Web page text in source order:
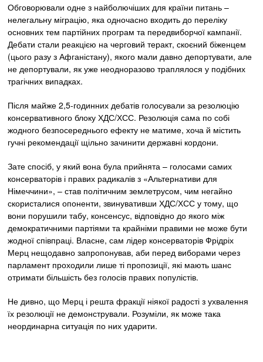
Обговорювали одне з найболючіших для країни питань –
нелегальну міграцію, яка одночасно входить до переліку
основних тем партійних програм та передвиборчої кампанії.
Дебати стали реакцією на черговий теракт, скоєний біженцем
(цього разу з Афганістану), якого мали давно депортувати, але
не депортували, як уже неодноразово траплялося у подібних
трагічних випадках.
Після майже 2,5-годинних дебатів голосували за резолюцію
консервативного блоку ХДС/ХСС. Резолюція сама по собі
жодного безпосереднього ефекту не матиме, хоча й містить
гучні рекомендації щільно зачинити державні кордони.
Зате спосіб, у який вона була прийнята – голосами самих
консерваторів і правих радикалів з «Альтернативи для
Німеччини», – став політичним землетрусом, чим негайно
скористалися опоненти, звинувативши ХДС/ХСС у тому, що
вони порушили табу, консенсус, відповідно до якого між
демократичними партіями та крайніми правими не може бути
жодної співпраці. Власне, сам лідер консерваторів Фрідріх
Мерц нещодавно запропонував, аби перед виборами через
парламент проходили лише ті пропозиції, які мають шанс
отримати більшість без голосів правих популістів.
Не дивно, що Мерц і решта фракції ніякої радості з ухвалення
їх резолюції не демонстрували. Розуміли, як може така
неординарна ситуація по них ударити.